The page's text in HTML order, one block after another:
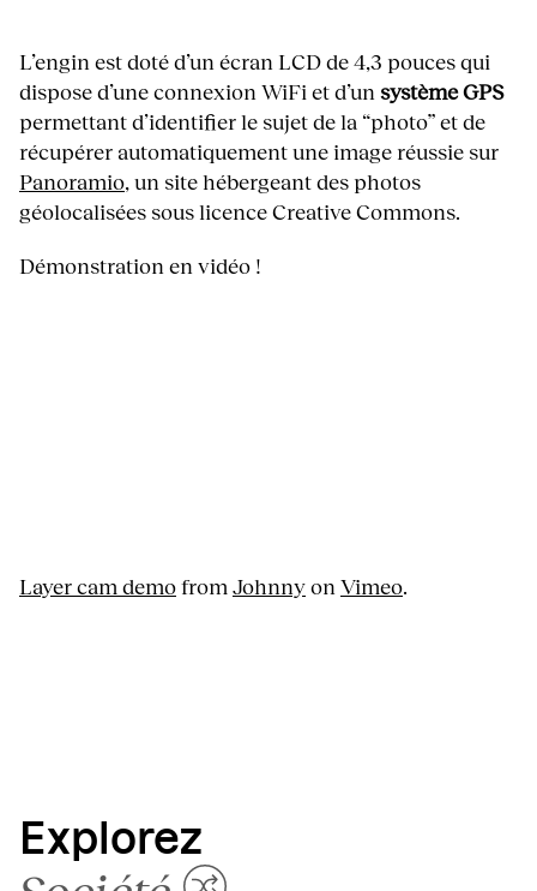
L’engin est doté d’un écran LCD de 4,3 pouces qui
dispose d’une connexion WiFi et d’un système GPS
permettant d’identifier le sujet de la “photo” et de
récupérer automatiquement une image réussie sur
Panoramio, un site hébergeant des photos
géolocalisées sous licence Creative Commons.
Démonstration en vidéo !
Layer cam demofrom Johnnyon Vimeo.
Explorez